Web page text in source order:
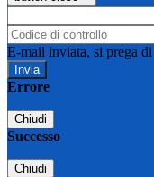
E-mail inviata, si prega
Errore
Chiudi
Successo
Chiudi